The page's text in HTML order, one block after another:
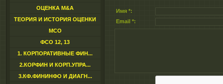
ОЦЕНКА M&A
ТЕОРИЯ И ИСТОРИЯ ОЦЕНКИ
МСО
ФСО 12, 13
1. КОРПОРАТИВНЫЕ ФИН...
2.КОРФИН И КОРП.УПРА...
3.КФ.ФИНИНФО И ДИАГН...
Имя *:
Email *: